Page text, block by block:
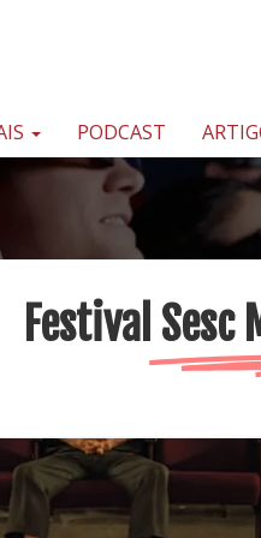
PODCAST
Festival Sesc